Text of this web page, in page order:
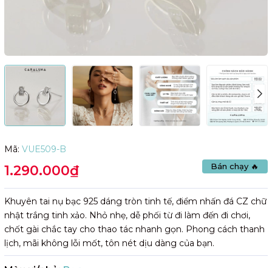
Mã: VUE509-B
Bán chạy 🔥
1.290.000₫
Khuyên tai nụ bạc 925 dáng tròn tinh tế, điểm nhấn đá CZ chữ
nhật trắng tinh xảo. Nhỏ nhẹ, dễ phối từ đi làm đến đi chơi,
chốt gài chắc tay cho thao tác nhanh gọn. Phong cách thanh
lịch, mãi không lỗi mốt, tôn nét dịu dàng của bạn.